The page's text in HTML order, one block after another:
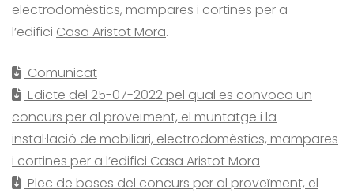
electrodomèstics, mampares i cortines per a
l’edifici Casa Aristot Mora.
Comunicat
Edicte del 25-07-2022 pel qual es convoca un
concurs per al proveïment, el muntatge i la
instal·lació de mobiliari, electrodomèstics, mampares
i cortines per a l’edifici Casa Aristot Mora
Plec de bases del concurs per al proveïment, el